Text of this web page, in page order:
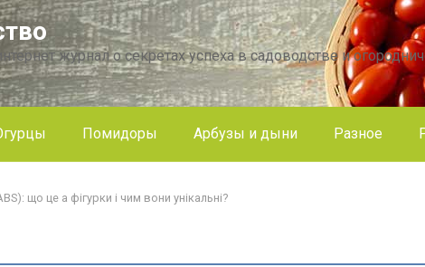
журнал о секретах успеха в садоводстве и
Помидоры Арбузы и дыни Разное
що це а фігурки і чим вони унікальні?